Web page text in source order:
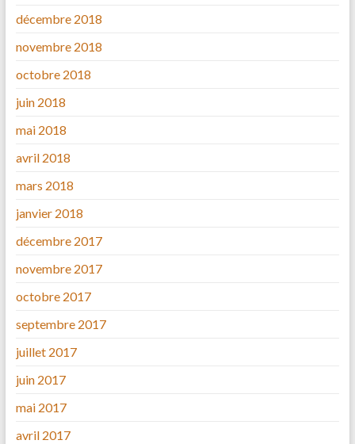
décembre 2018
novembre 2018
octobre 2018
juin 2018
mai 2018
avril 2018
mars 2018
janvier 2018
décembre 2017
novembre 2017
octobre 2017
septembre 2017
juillet 2017
juin 2017
mai 2017
avril 2017